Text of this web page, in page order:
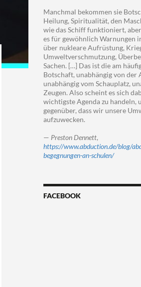
Manchmal bekommen sie
Heilung, Spiritualität, den
wie das Schiff funktioniert,
es für gewöhnlich Warnungen
über nukleare Aufrüstung,
Umweltverschmutzung,
Sachen. […] Das ist die am
Botschaft, unabhängig von der
unabhängig vom Schauplatz,
Zeugen. Also scheint es sich
wichtigste Agenda zu handeln,
gegenüber, dass wir unsere
aufzuwecken.
— Preston Dennett,
https://www.abduction.de/blog/
begegnungen-an-schulen/
FACEBOOK